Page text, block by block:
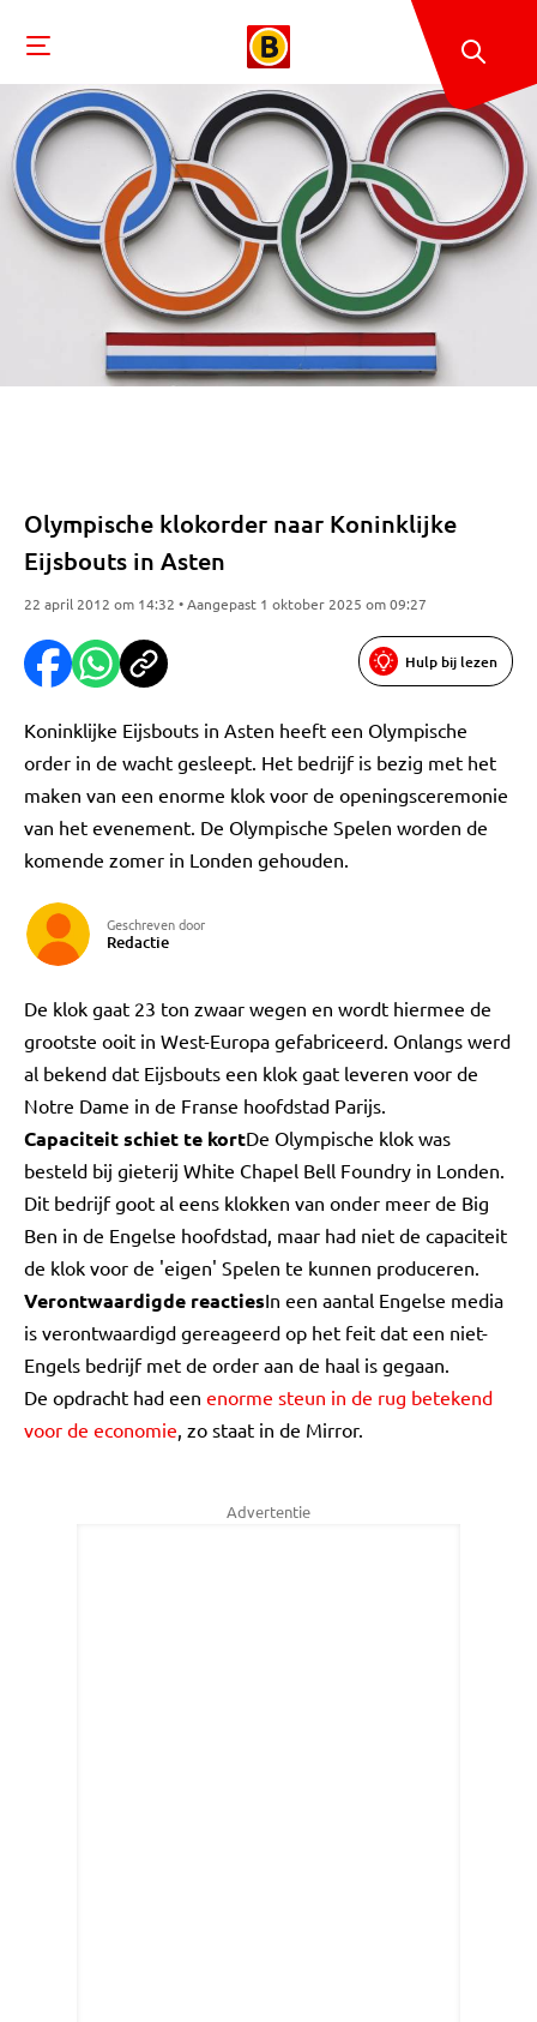
Olympische klokorder naar Koninklijke
Eijsbouts in Asten
22 april 2012 om 14:32 • Aangepast 1 oktober 2025 om 09:27
Hulp bij lezen
Koninklijke Eijsbouts in Asten heeft een Olympische
order in de wacht gesleept. Het bedrijf is bezig met het
maken van een enorme klok voor de openingsceremonie
van het evenement. De Olympische Spelen worden de
komende zomer in Londen gehouden.
Geschreven door
Redactie
De klok gaat 23 ton zwaar wegen en wordt hiermee de
grootste ooit in West-Europa gefabriceerd. Onlangs werd
al bekend dat Eijsbouts een klok gaat leveren voor de
Notre Dame in de Franse hoofdstad Parijs.
Capaciteit schiet te kortDe Olympische klok was
besteld bij gieterij White Chapel Bell Foundry in Londen.
Dit bedrijf goot al eens klokken van onder meer de Big
Ben in de Engelse hoofdstad, maar had niet de capaciteit
de klok voor de 'eigen' Spelen te kunnen produceren.
Verontwaardigde reactiesIn een aantal Engelse media
is verontwaardigd gereageerd op het feit dat een niet-
Engels bedrijf met de order aan de haal is gegaan.
De opdracht had een enorme steun in de rug betekend
voor de economie, zo staat in de Mirror.
Advertentie